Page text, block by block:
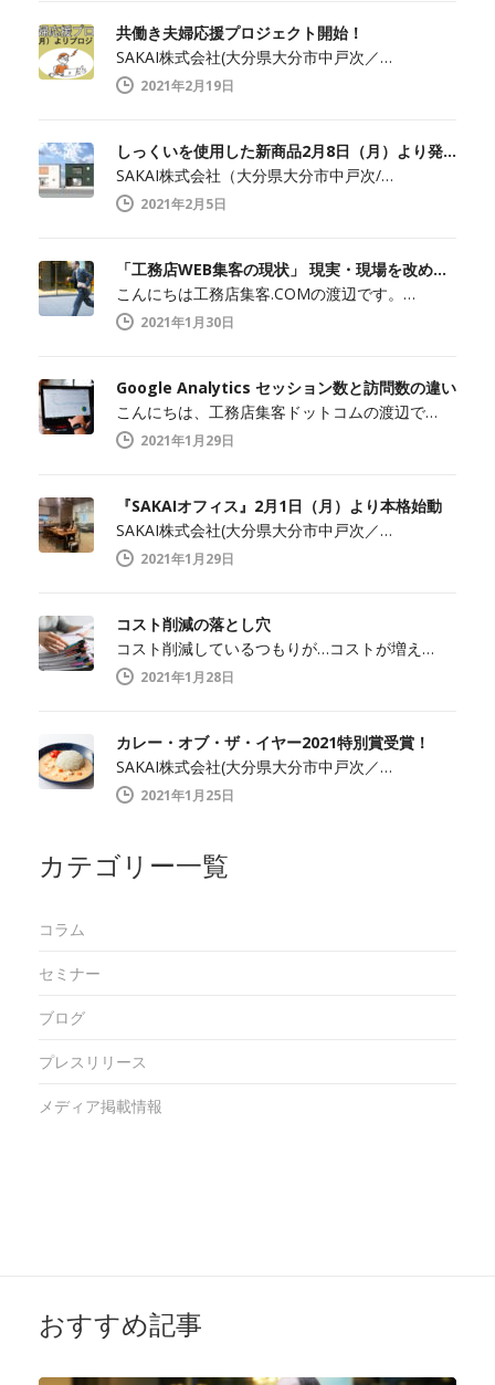
共働き夫婦応援プロジェクト開始！
SAKAI株式会社(大分県大分市中戸次／…
2021年2月19日
しっくいを使用した新商品2月8日（月）より発売開始
SAKAI株式会社（大分県大分市中戸次/…
2021年2月5日
「工務店WEB集客の現状」 現実・現場を改めて知ること
こんにちは工務店集客.COMの渡辺です。…
2021年1月30日
Google Analytics セッション数と訪問数の違い
こんにちは、工務店集客ドットコムの渡辺で…
2021年1月29日
『SAKAIオフィス』2月1日（月）より本格始動
SAKAI株式会社(大分県大分市中戸次／…
2021年1月29日
コスト削減の落とし穴
コスト削減しているつもりが…コストが増え…
2021年1月28日
カレー・オブ・ザ・イヤー2021特別賞受賞！
SAKAI株式会社(大分県大分市中戸次／…
2021年1月25日
カテゴリー一覧
コラム
セミナー
ブログ
プレスリリース
メディア掲載情報
おすすめ記事